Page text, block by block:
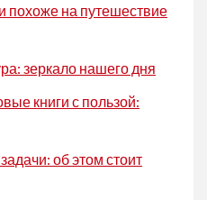
похоже на путешествие
зеркало нашего дня
книги с пользой:
об этом стоит